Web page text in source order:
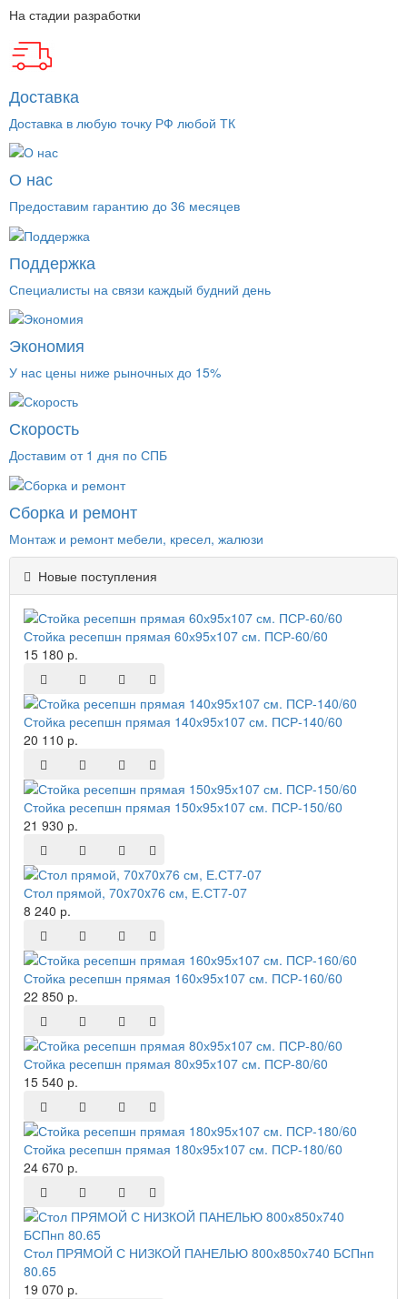
На стадии разработки
Доставка
Доставка в любую точку РФ любой ТК
О нас
Предоставим гарантию до 36 месяцев
Поддержка
Специалисты на связи каждый будний день
Экономия
У нас цены ниже рыночных до 15%
Скорость
Доставим от 1 дня по СПБ
Сборка и ремонт
Монтаж и ремонт мебели, кресел, жалюзи
Новые поступления
Стойка ресепшн прямая 60х95х107 см. ПСР-60/60
15 180 р.
Стойка ресепшн прямая 140х95х107 см. ПСР-140/60
20 110 р.
Стойка ресепшн прямая 150х95х107 см. ПСР-150/60
21 930 р.
Стол прямой, 70x70x76 см, Е.СТ7-07
8 240 р.
Стойка ресепшн прямая 160х95х107 см. ПСР-160/60
22 850 р.
Стойка ресепшн прямая 80х95х107 см. ПСР-80/60
15 540 р.
Стойка ресепшн прямая 180х95х107 см. ПСР-180/60
24 670 р.
Стол ПРЯМОЙ С НИЗКОЙ ПАНЕЛЬЮ 800х850х740 БСПнп
80.65
19 070 р.